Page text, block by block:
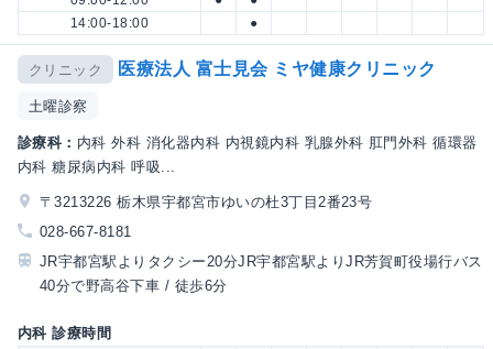
14:00-18:00
●
クリニック 医療法人 富士見会 ミヤ健康クリニック
土曜診察
診療科： 内科 外科 消化器内科 内視鏡内科 乳腺外科 肛門外科 循環器
内科 糖尿病内科 呼吸...
〒3213226 栃木県宇都宮市ゆいの杜3丁目2番23号
028-667-8181
JR宇都宮駅よりタクシー20分JR宇都宮駅よりJR芳賀町役場行バス
40分で野高谷下車 / 徒歩6分
内科 診療時間